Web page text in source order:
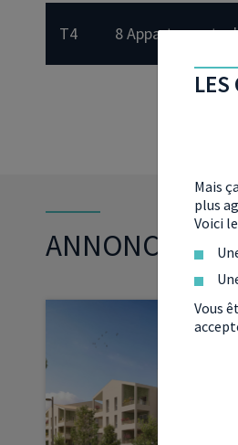
T4 8 Appartements
ANNONCES
LES
Mais
plus
Voici
Vous